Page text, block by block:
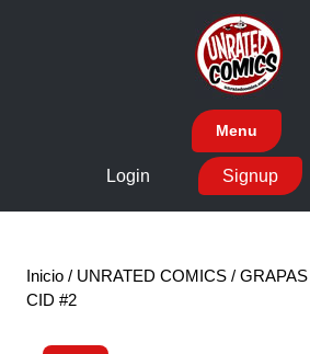
Menu
Login Signup
Inicio / UNRATED COMICS / GRAPAS
CID #2